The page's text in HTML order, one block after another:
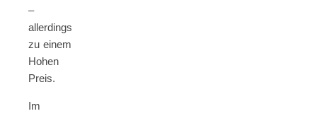
–
allerdings
zu einem
Hohen
Preis.
Im